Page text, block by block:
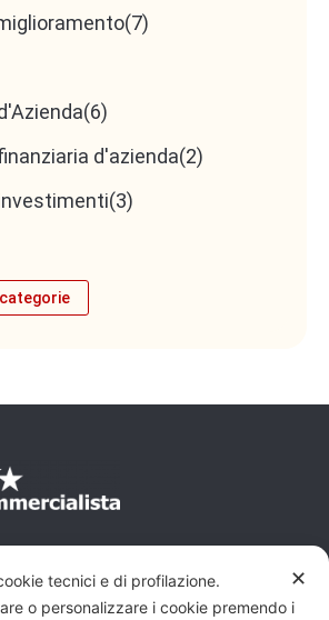
(7)
(6)
d'azienda(2)
(3)
NO 240200
✕
tecnici e di profilazione.
o personalizzare i cookie premendo i